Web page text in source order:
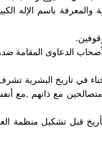
والمعرفة باسم الإله
لأصحاب الدعاوى المقامة
في تاريخ البشرية
مع ذاتهم ,مع
قبل تشكيل منظمة